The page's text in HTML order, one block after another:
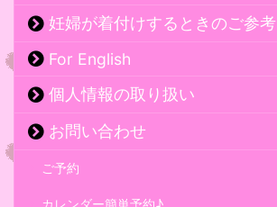
妊婦が着付けするときのご参考
For English
個人情報の取り扱い
お問い合わせ
ご予約
カレンダー簡単予約♪